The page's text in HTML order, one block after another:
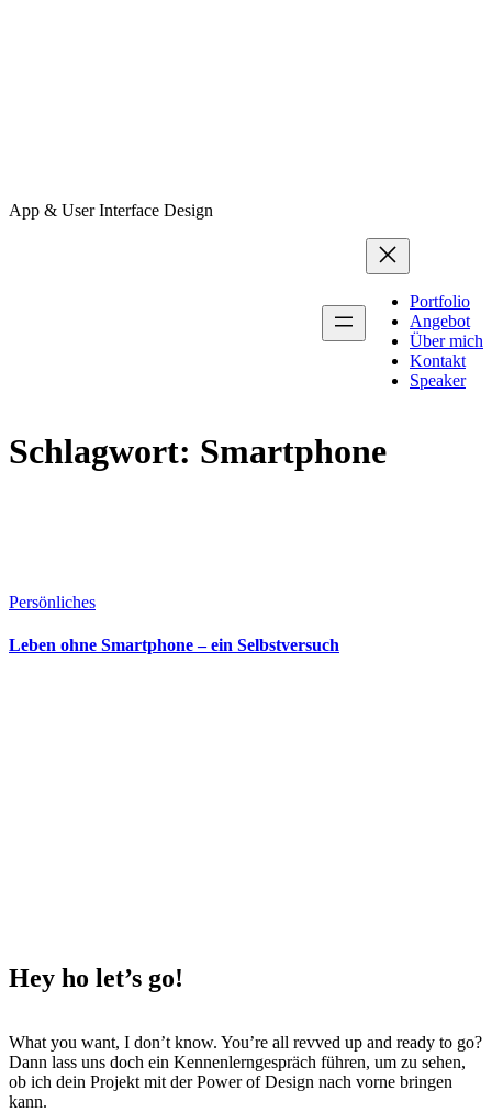
App & User Interface Design
Portfolio
Angebot
Über mich
Kontakt
Speaker
Schlagwort: Smartphone
Persönliches
Leben ohne Smartphone – ein Selbstversuch
Hey ho let’s go!
What you want, I don’t know. You’re all revved up and ready to go?
Dann lass uns doch ein Kennenlerngespräch führen, um zu sehen,
ob ich dein Projekt mit der Power of Design nach vorne bringen
kann.